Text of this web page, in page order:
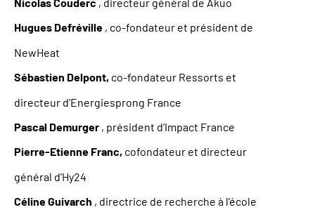
Hugues Defréville , co-fondateur et président de
NewHeat
Sébastien Delpont, co-fondateur Ressorts et
directeur d’Energiesprong France
Pascal Demurger , président d’Impact France
Pierre-Etienne Franc, cofondateur et directeur
général d’Hy24
Céline Guivarch , directrice de recherche à l’école